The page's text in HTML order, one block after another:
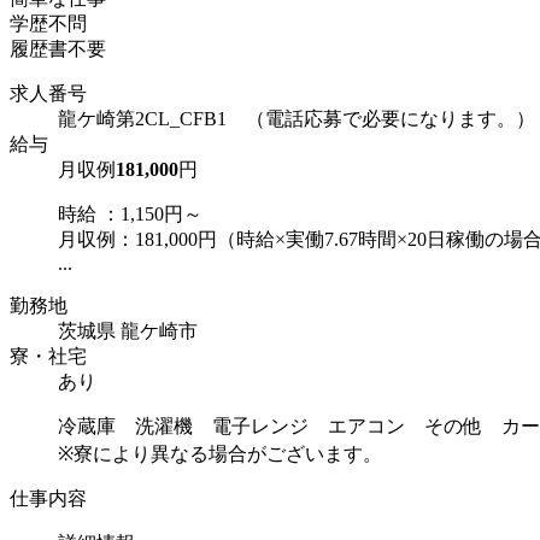
学歴不問
履歴書不要
求人番号
龍ケ崎第2CL_CFB1 （電話応募で必要になります。）
給与
月収例 181,000円
時給 ：1,150円～
月収例：181,000円（時給×実働7.67時間×20日稼働の場合
...
勤務地
茨城県 龍ケ崎市
寮・社宅
あり
冷蔵庫 洗濯機 電子レンジ エアコン その他 カー
※寮により異なる場合がございます。
仕事内容